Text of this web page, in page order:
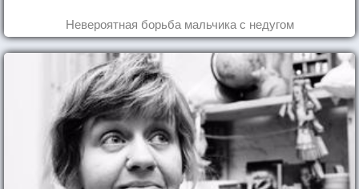
Невероятная борьба мальчика с недугом